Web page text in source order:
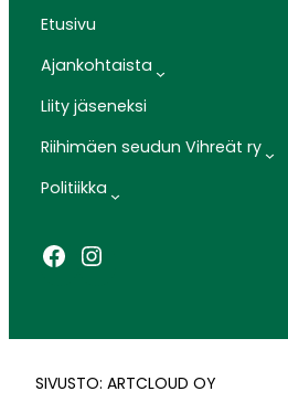
Etusivu
Ajankohtaista
Liity jäseneksi
Riihimäen seudun Vihreät ry
Politiikka
Facebook
Instagram
SIVUSTO: ARTCLOUD OY